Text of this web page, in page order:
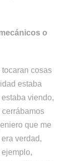
o
tocaran cosas
estaba
viendo,
cerrábamos
que me
verdad,